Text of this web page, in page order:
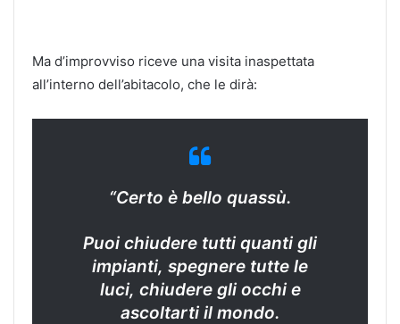
Ma d’improvviso riceve una visita inaspettata
all’interno dell’abitacolo, che le dirà:
“Certo è bello quassù.
Puoi chiudere tutti quanti gli
impianti, spegnere tutte le
luci, chiudere gli occhi e
ascoltarti il mondo.